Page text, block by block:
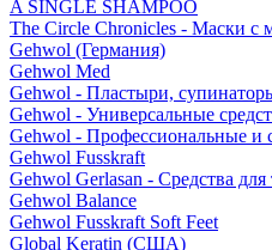
A SINGLE SHAMPOO
The Circle Chronicles - Маски с
Gehwol (Германия)
Gehwol Med
Gehwol - Пластыри,
Gehwol - Универсальные
Gehwol - Профессиональные и
Gehwol Fusskraft
Gehwol Gerlasan - Средства для
Gehwol Balance
Gehwol Fusskraft Soft Feet
Global Keratin (США)